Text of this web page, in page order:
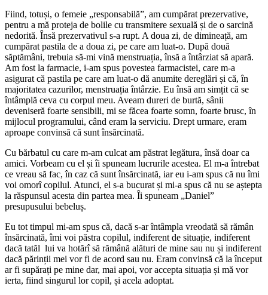
Fiind, totuși, o femeie „responsabilă”, am cumpărat prezervative,
pentru a mă proteja de bolile cu transmitere sexuală și de o sarcină
nedorită. Însă prezervativul s-a rupt. A doua zi, de dimineață, am
cumpărat pastila de a doua zi, pe care am luat-o. După două
săptămâni, trebuia să-mi vină menstruația, însă a întârziat să apară.
Am fost la farmacie, i-am spus povestea farmacistei, care m-a
asigurat că pastila pe care am luat-o dă anumite dereglări și că, în
majoritatea cazurilor, menstruația întârzie. Eu însă am simțit că se
întâmplă ceva cu corpul meu. Aveam dureri de burtă, sânii
deveniseră foarte sensibili, mi se făcea foarte somn, foarte brusc, în
mijlocul programului, când eram la serviciu. Drept urmare, eram
aproape convinsă că sunt însărcinată.
Cu bărbatul cu care m-am culcat am păstrat legătura, însă doar ca
amici. Vorbeam cu el și îi spuneam lucrurile acestea. El m-a întrebat
ce vreau să fac, în caz că sunt însărcinată, iar eu i-am spus că nu îmi
voi omorî copilul. Atunci, el s-a bucurat și mi-a spus că nu se aștepta
la răspunsul acesta din partea mea. Îi spuneam „Daniel”
presupusului bebeluș.
Eu tot timpul mi-am spus că, dacă s-ar întâmpla vreodată să rămân
însărcinată, îmi voi păstra copilul, indiferent de situație, indiferent
dacă tatăl lui va hotărî să rămână alături de mine sau nu și indiferent
dacă părinții mei vor fi de acord sau nu. Eram convinsă că la început
ar fi supărați pe mine dar, mai apoi, vor accepta situația și mă vor
ierta, fiind singurul lor copil, și acela adoptat.